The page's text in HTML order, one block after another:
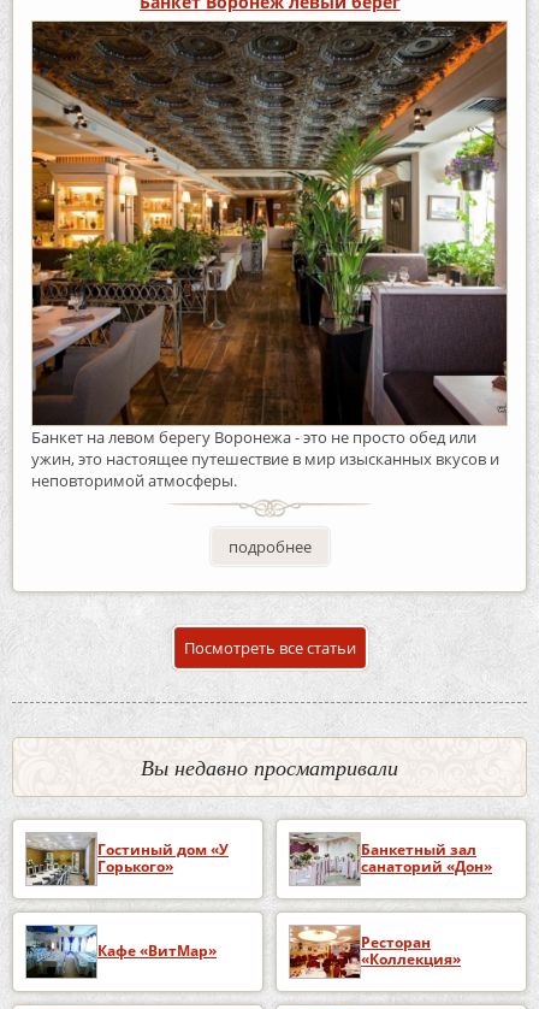
Банкет на левом берегу Воронежа - это не просто обед или
ужин, это настоящее путешествие в мир изысканных вкусов и
неповторимой атмосферы.
подробнее
Посмотреть все статьи
Вы недавно просматривали
Гостиный дом «У
Горького»
Банкетный зал
санаторий «Дон»
Кафе «ВитМар»
Ресторан
«Коллекция»